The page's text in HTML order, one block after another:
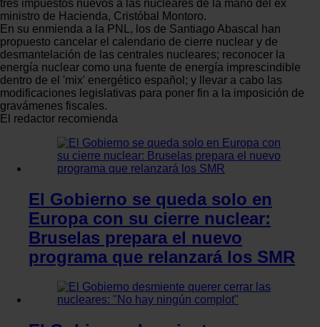
tres impuestos nuevos a las nucleares de la mano del ex
ministro de Hacienda, Cristóbal Montoro.
En su enmienda a la PNL, los de Santiago Abascal han
propuesto cancelar el calendario de cierre nuclear y de
desmantelación de las centrales nucleares; reconocer la
energía nuclear como una fuente de energía imprescindible
dentro de el 'mix' energético español; y llevar a cabo las
modificaciones legislativas para poner fin a la imposición de
gravámenes fiscales.
El redactor recomienda
El Gobierno se queda solo en
Europa con su cierre nuclear:
Bruselas prepara el nuevo
programa que relanzará los SMR